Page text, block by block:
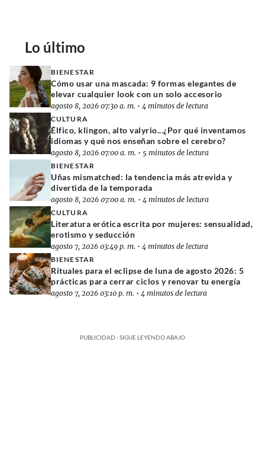
Lo último
BIENESTAR
Cómo usar una mascada: 9 formas elegantes de
elevar cualquier look con un solo accesorio
agosto 8, 2026 07:30 a. m. • 4 minutos de lectura
CULTURA
Élfico, klingon, alto valyrio...¿Por qué inventamos
idiomas y qué nos enseñan sobre el cerebro?
agosto 8, 2026 07:00 a. m. • 5 minutos de lectura
BIENESTAR
Uñas mismatched: la tendencia más atrevida y
divertida de la temporada
agosto 8, 2026 07:00 a. m. • 4 minutos de lectura
CULTURA
Literatura erótica escrita por mujeres: sensualidad,
erotismo y seducción
agosto 7, 2026 03:49 p. m. • 4 minutos de lectura
BIENESTAR
Rituales para el eclipse de luna de agosto 2026: 5
prácticas para cerrar ciclos y renovar tu energía
agosto 7, 2026 03:10 p. m. • 4 minutos de lectura
PUBLICIDAD - SIGUE LEYENDO ABAJO